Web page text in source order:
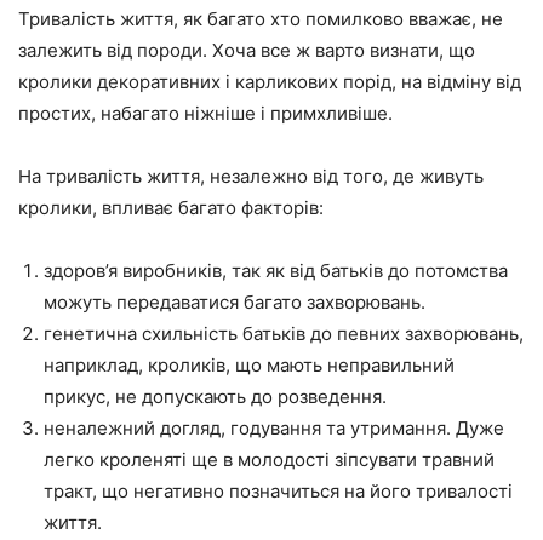
Тривалість життя, як багато хто помилково вважає, не
залежить від породи. Хоча все ж варто визнати, що
кролики декоративних і карликових порід, на відміну від
простих, набагато ніжніше і примхливіше.
На тривалість життя, незалежно від того, де живуть
кролики, впливає багато факторів:
здоров’я виробників, так як від батьків до потомства
можуть передаватися багато захворювань.
генетична схильність батьків до певних захворювань,
наприклад, кроликів, що мають неправильний
прикус, не допускають до розведення.
неналежний догляд, годування та утримання. Дуже
легко кроленяті ще в молодості зіпсувати травний
тракт, що негативно позначиться на його тривалості
життя.